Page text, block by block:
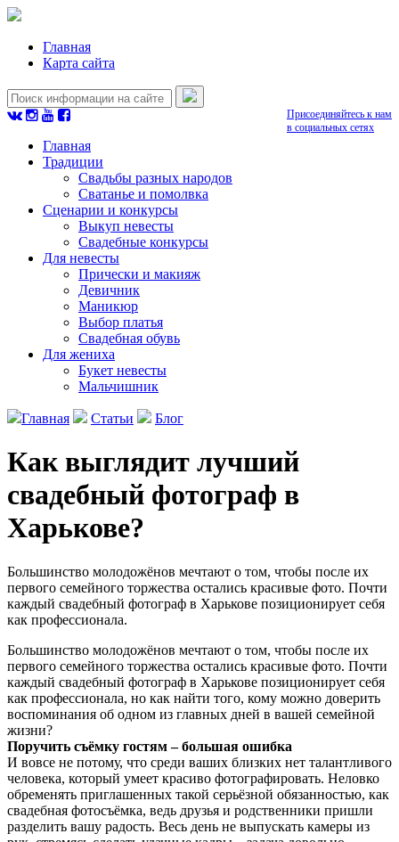
Главная
Карта сайта
Присоединяйтесь к нам
в социальных сетях
Главная
Традиции
Свадьбы разных народов
Сватанье и помолвка
Сценарии и конкурсы
Выкуп невесты
Свадебные конкурсы
Для невесты
Прически и макияж
Девичник
Маникюр
Выбор платья
Свадебная обувь
Для жениха
Букет невесты
Мальчишник
Главная Статьи Блог
Как выглядит лучший
свадебный фотограф в
Харькове?
Большинство молодожёнов мечтают о том, чтобы после их
первого семейного торжества остались красивые фото. Почти
каждый свадебный фотограф в Харькове позиционирует себя
как профессионала.
Большинство молодожёнов мечтают о том, чтобы после их
первого семейного торжества остались красивые фото. Почти
каждый свадебный фотограф в Харькове позиционирует себя
как профессионала, но как найти того, кому можно доверить
воспоминания об одном из главных дней в вашей семейной
жизни?
Поручить съёмку гостям – большая ошибка
И вовсе не потому, что среди ваших близких нет талантливого
человека, который умеет красиво фотографировать. Неловко
обременять приглашенных такой серьёзной обязанностью, как
свадебная фотосъёмка, ведь друзья и родственники пришли
разделить вашу радость. Весь день не выпускать камеры из